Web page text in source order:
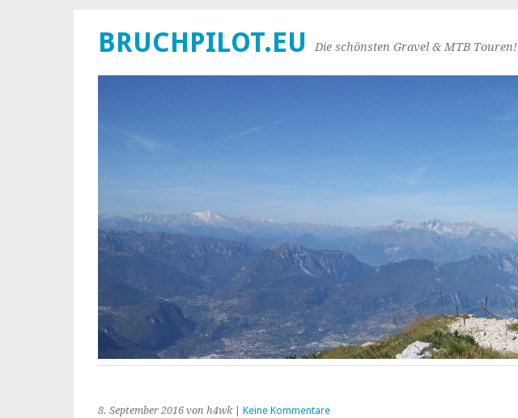
BRUCHPILOT.EU Die schönsten Gravel & MTB Touren!
8. September 2016 von h4wk| Keine Kommentare